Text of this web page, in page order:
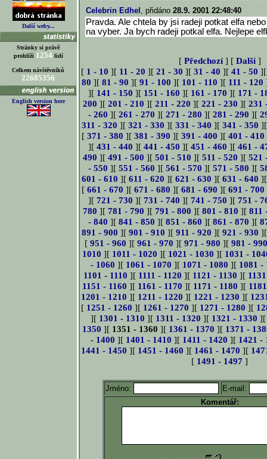
Další weby...
Stránky si právě
prohlíží 1254 lidí
Celkem návštěvníků
22685356
English version here
Celebrin Edhel , přidáno 28.9. 2001 22:48:40
Pravda. Ale chtela by jsi radeji potkat elfa
na vyber. Ja bych radeji potkal elfa. Nejlepe
[ Předchozí] [ Další]
[ 1 - 10 ][ 11 - 20 ][ 21 - 30 ][ 31 - 40 ][ 41 - 50
80 ][81 - 90 ][91 - 100 ][ 101 - 110 ][ 111 - 120
][ 141 - 150 ][ 151 - 160 ][ 161 - 170 ][ 171 -
200 ][ 201 - 210 ][ 211 - 220 ][ 221 - 230 ][ 231
- 260 ][ 261 - 270 ][ 271 - 280 ][ 281 - 290 ][
311 - 320 ][ 321 - 330 ][ 331 - 340 ][ 341 - 350
[ 371 - 380 ][ 381 - 390 ][ 391 - 400 ][ 401 - 410
][ 431 - 440 ][ 441 - 450 ][ 451 - 460 ][ 461 -
490 ][ 491 - 500 ][ 501 - 510 ][ 511 - 520 ][ 521
- 550 ][ 551 - 560 ][ 561 - 570 ][ 571 - 580 ][
601 - 610 ][ 611 - 620 ][ 621 - 630 ][ 631 - 640
[ 661 - 670 ][ 671 - 680 ][ 681 - 690 ][ 691 - 700
][ 721 - 730 ][ 731 - 740 ][ 741 - 750 ][ 751 -
780 ][ 781 - 790 ][ 791 - 800 ][ 801 - 810 ][ 811
- 840 ][ 841 - 850 ][ 851 - 860 ][ 861 - 870 ][
891 - 900 ][ 901 - 910 ][ 911 - 920 ][ 921 - 930
[951 - 960 ][961 - 970 ][971 - 980 ][981 -
1010 ][ 1011 - 1020 ][ 1021 - 1030 ][ 1031 -
- 1060 ][ 1061 - 1070 ][ 1071 - 1080 ][ 1081 -
1101 - 1110 ][ 1111 - 1120 ][ 1121 - 1130 ][
1151 - 1160 ][ 1161 - 1170 ][ 1171 - 1180 ][
1201 - 1210 ][ 1211 - 1220 ][ 1221 - 1230 ][
[ 1251 - 1260 ][ 1261 - 1270 ][ 1271 - 1280 ][
][ 1301 - 1310 ][ 1311 - 1320 ][ 1321 - 1330
1350 ][ 1351 - 1360 ][ 1361 - 1370 ][ 1371 -
- 1400 ][ 1401 - 1410 ][ 1411 - 1420 ][ 1421 -
1441 - 1450 ][ 1451 - 1460 ][ 1461 - 1470 ][
[ 1491 - 1497 ]
Jméno:
E-mail:
Komentář: